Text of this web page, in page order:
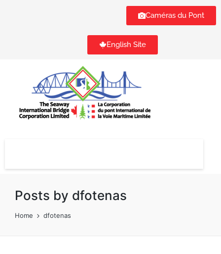
Caméras du Pont
English Site
Posts by dfotenas
Home dfotenas